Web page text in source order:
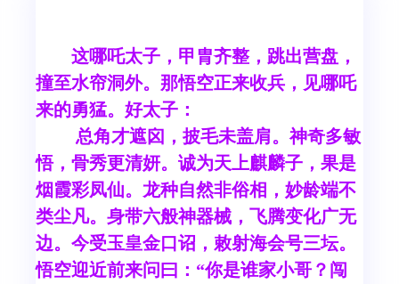
这哪吒太子，甲胄齐整，跳出营盘，
撞至水帘洞外。那悟空正来收兵，见哪吒
来的勇猛。好太子：
总角才遮囟，披毛未盖肩。神奇多敏
悟，骨秀更清妍。诚为天上麒麟子，果是
烟霞彩凤仙。龙种自然非俗相，妙龄端不
类尘凡。身带六般神器械，飞腾变化广无
边。今受玉皇金口诏，敕射海会号三坛。
悟空迎近前来问曰：“你是谁家小哥？闯